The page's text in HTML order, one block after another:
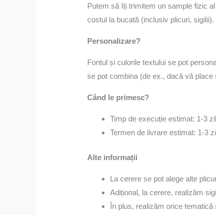
Putem să îți trimitem un sample fizic
costul la bucată (inclusiv plicuri, sigilii).
Personalizare?
Fontul și culorile textului se pot
se pot combina (de ex., dacă vă
Când le primesc?
Timp de execuție estimat: 1-3
Termen de livrare estimat: 1-3
Alte informații
La cerere se pot alege alte
Adițional, la cerere, realizăm
În plus, realizăm orice